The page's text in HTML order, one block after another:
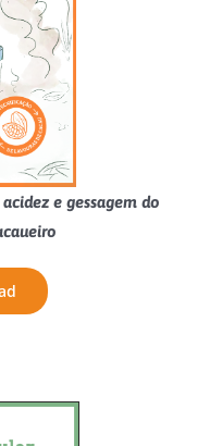
e gessagem do